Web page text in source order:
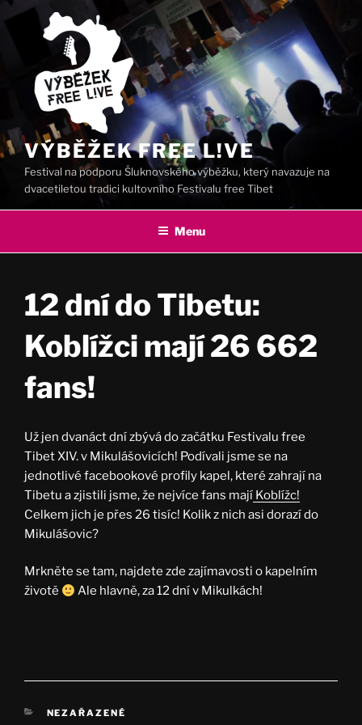
Přejít
VÝBĚŽEK FREE L!VE
Festival na podporu Šluknovského výběžku, který navazuje na
dvacetiletou tradici kultovního Festivalu free Tibet
Menu
12 dní do Tibetu:
Koblížci mají 26 662
fans!
Už jen dvanáct dní zbývá do začátku Festivalu free
Tibet XIV. v Mikulášovicích! Podívali jsme se na
jednotlivé facebookové profily kapel, které zahrají na
Tibetu a zjistili jsme, že nejvíce fans mají Koblížc!
Celkem jich je přes 26 tisíc! Kolik z nich asi dorazí do
Mikulášovic?
Mrkněte se tam, najdete zde zajímavosti o kapelním
životě
Ale hlavně, za 12 dní v Mikulkách!
RUBRIKY
NEZAŘAZENÉ